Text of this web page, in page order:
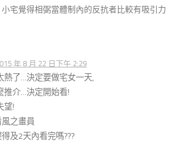
宅覺得相弼當體制內的反抗者比較有吸引力
年 8 月 22 日下午 2:29
熱了…決定要做宅女一天,
推介…決定開始看!
望!
之畫員
及2天內看完嗎???